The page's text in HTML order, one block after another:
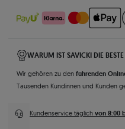
WARUM IST SAVICKI DIE
Wir gehören zu den führenden
Tausenden Kundinnen und Kunden
Kundenservice täglich von 8:00